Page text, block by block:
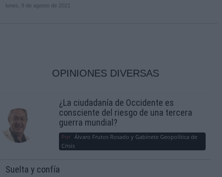
lunes, 9 de agosto de 2021
OPINIONES DIVERSAS
¿La ciudadanía de Occidente es
consciente del riesgo de una tercera
guerra mundial?
Por Álvaro Frutos Rosado y Gabinete Geopolítica de
Crisis
Suelta y confía